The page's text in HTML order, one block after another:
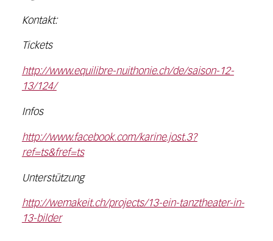
Kontakt:
Tickets
http://www.equilibre-nuithonie.ch/de/saison-12-
13/124/
Infos
http://www.facebook.com/karine.jost.3?
ref=ts&fref=ts
Unterstützung
http://wemakeit.ch/projects/13-ein-tanztheater-in-
13-bilder